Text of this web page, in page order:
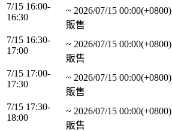
7/15 16:00-
16:30
~ 2026/07/15 00:00(+0800)
販售
7/15 16:30-
17:00
~ 2026/07/15 00:00(+0800)
販售
7/15 17:00-
17:30
~ 2026/07/15 00:00(+0800)
販售
7/15 17:30-
18:00
~ 2026/07/15 00:00(+0800)
販售